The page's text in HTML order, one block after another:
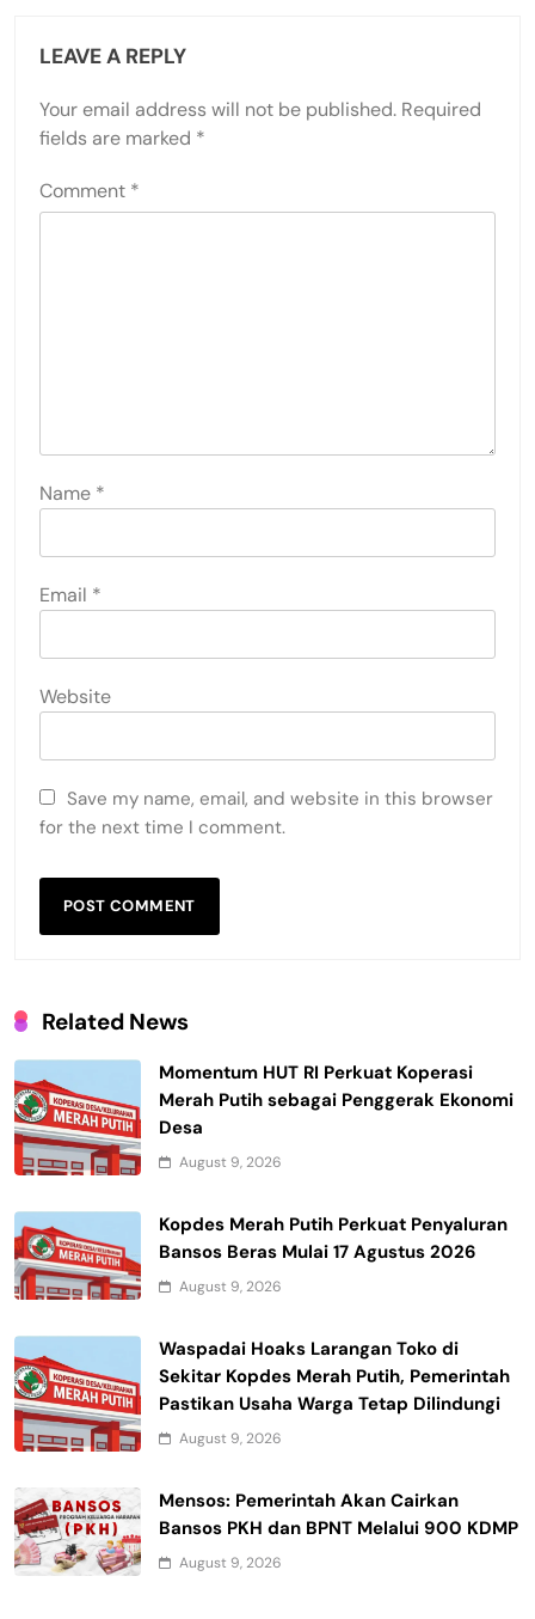
LEAVE A REPLY
Your email address will not be published. Required
fields are marked *
Comment *
Name *
Email *
Website
Save my name, email, and website in this browser
for the next time I comment.
Related News
Momentum HUT RI Perkuat Koperasi
Merah Putih sebagai Penggerak Ekonomi
Desa
August 9, 2026
Kopdes Merah Putih Perkuat Penyaluran
Bansos Beras Mulai 17 Agustus 2026
August 9, 2026
Waspadai Hoaks Larangan Toko di
Sekitar Kopdes Merah Putih, Pemerintah
Pastikan Usaha Warga Tetap Dilindungi
August 9, 2026
Mensos: Pemerintah Akan Cairkan
Bansos PKH dan BPNT Melalui 900 KDMP
August 9, 2026